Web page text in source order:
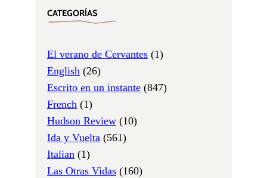
CATEGORÍAS
El verano de Cervantes (1)
English (26)
Escrito en un instante (847)
French (1)
Hudson Review (10)
Ida y Vuelta (561)
Italian (1)
Las Otras Vidas (160)